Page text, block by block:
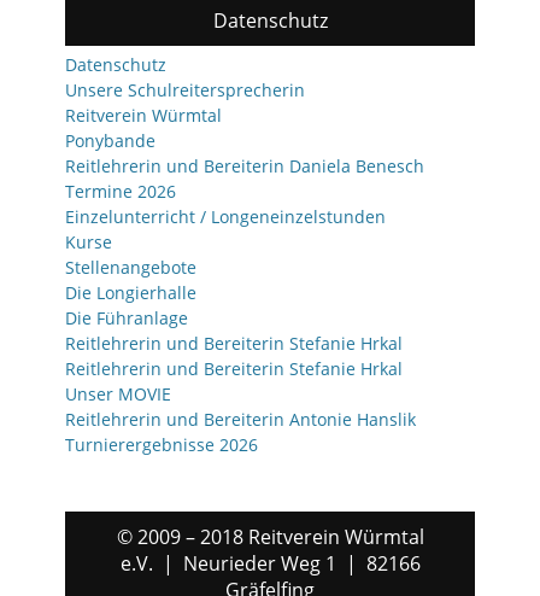
Datenschutz
Datenschutz
Unsere Schulreitersprecherin
Reitverein Würmtal
Ponybande
Reitlehrerin und Bereiterin Daniela Benesch
Termine 2026
Einzelunterricht / Longeneinzelstunden
Kurse
Stellenangebote
Die Longierhalle
Die Führanlage
Reitlehrerin und Bereiterin Stefanie Hrkal
Reitlehrerin und Bereiterin Stefanie Hrkal
Unser MOVIE
Reitlehrerin und Bereiterin Antonie Hanslik
Turnierergebnisse 2026
© 2009 – 2018 Reitverein Würmtal
e.V. | Neurieder Weg 1 | 82166
Gräfelfing